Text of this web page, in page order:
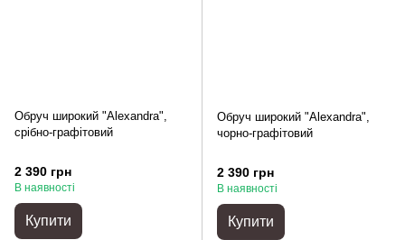
Обруч широкий "Alexandra",
срібно-графітовий
2 390 грн
В наявності
Купити
Обруч широкий "Alexandra",
чорно-графітовий
2 390 грн
В наявності
Купити